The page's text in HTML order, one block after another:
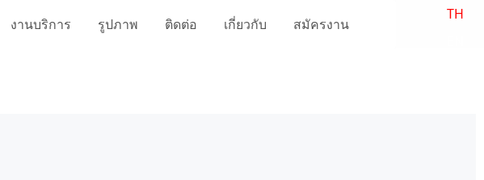
งานบริการ รูปภาพ ติดต่อ เกี่ยวกับ สมัครงาน
TH